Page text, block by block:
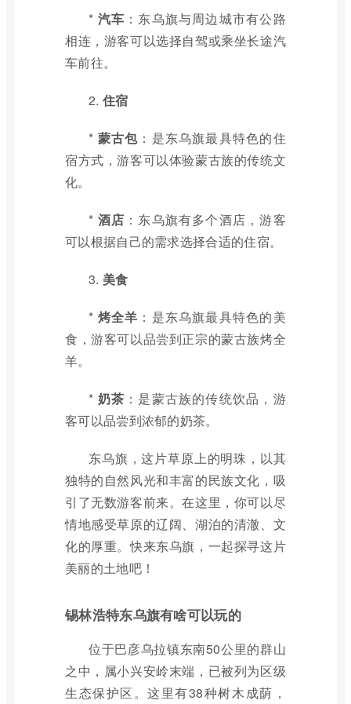
* 汽车 ：东乌旗与周边城市有公路
相连，游客可以选择自驾或乘坐长途汽
车前往。
2. 住宿
* 蒙古包 ：是东乌旗最具特色的住
宿方式，游客可以体验蒙古族的传统文
化。
* 酒店 ：东乌旗有多个酒店，游客
可以根据自己的需求选择合适的住宿。
3. 美食
* 烤全羊 ：是东乌旗最具特色的美
食，游客可以品尝到正宗的蒙古族烤全
羊。
* 奶茶 ：是蒙古族的传统饮品，游
客可以品尝到浓郁的奶茶。
东乌旗，这片草原上的明珠，以其
独特的自然风光和丰富的民族文化，吸
引了无数游客前来。在这里，你可以尽
情地感受草原的辽阔、湖泊的清澈、文
化的厚重。快来东乌旗，一起探寻这片
美丽的土地吧！
锡林浩特东乌旗有啥可以玩的
位于巴彦乌拉镇东南50公里的群山
之中，属小兴安岭末端，已被列为区级
生态保护区。这里有38种树木成荫，